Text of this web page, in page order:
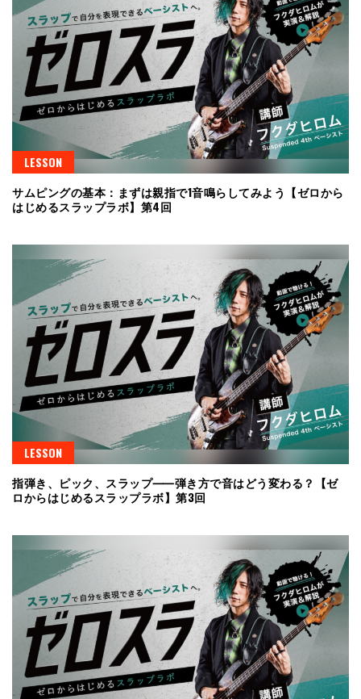
LESSON
サムピングの基本：まずは親指で1音鳴らしてみよう【ゼロから
はじめるスラップラボ】第4回
LESSON
指弾き、ピック、スラップ⸺弾き方で音はどう変わる？【ゼ
ロからはじめるスラップラボ】第3回